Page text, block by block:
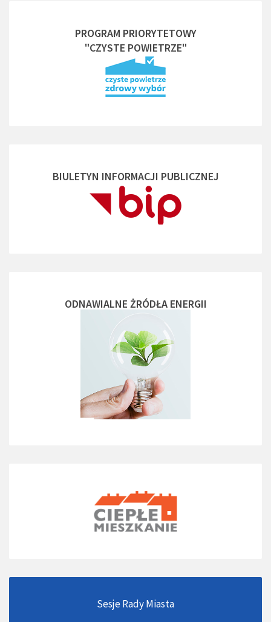
PROGRAM PRIORYTETOWY
"CZYSTE POWIETRZE"
BIULETYN INFORMACJI PUBLICZNEJ
ODNAWIALNE ŻRÓDŁA ENERGII
Sesje Rady Miasta